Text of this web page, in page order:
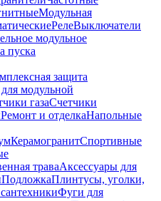
Модульная
РелеВыключатели
модульное
пуска
защита
модульной
газаСчетчики
Ремонт и отделкаНапольные
КерамогранитСпортивные
траваАксессуары для
ПодложкаПлинтусы, уголки,
Фуги для